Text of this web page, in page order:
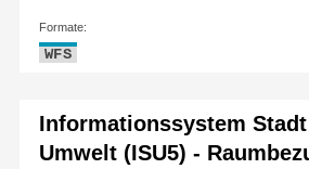
Formate:
WFS
Informationssystem Stadt
Umwelt (ISU5) -